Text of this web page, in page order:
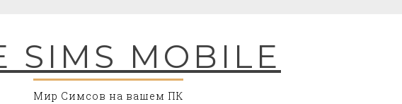
SIMS MOBILE
Мир Симсов на вашем ПК